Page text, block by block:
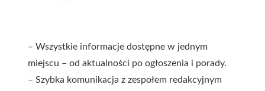
– Wszystkie informacje dostępne w jednym
miejscu – od aktualności po ogłoszenia i porady.
– Szybka komunikacja z zespołem redakcyjnym